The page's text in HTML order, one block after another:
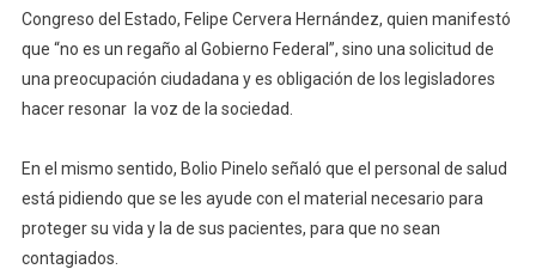
Congreso del Estado, Felipe Cervera Hernández, quien manifestó
que “no es un regaño al Gobierno Federal”, sino una solicitud de
una preocupación ciudadana y es obligación de los legisladores
hacer resonar la voz de la sociedad.
En el mismo sentido, Bolio Pinelo señaló que el personal de salud
está pidiendo que se les ayude con el material necesario para
proteger su vida y la de sus pacientes, para que no sean
contagiados.